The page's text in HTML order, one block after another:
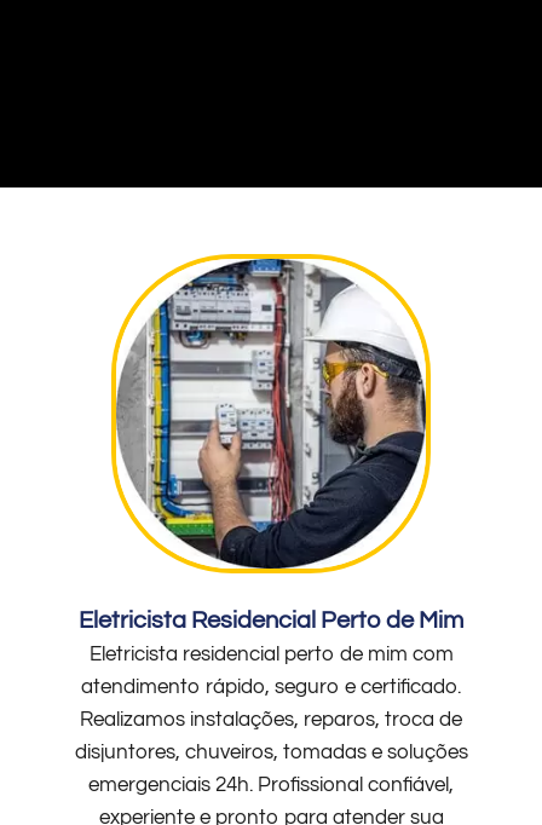
Eletricista Residencial Perto de Mim
Eletricista residencial perto de mim com
atendimento rápido, seguro e certificado.
Realizamos instalações, reparos, troca de
disjuntores, chuveiros, tomadas e soluções
emergenciais 24h. Profissional confiável,
experiente e pronto para atender sua